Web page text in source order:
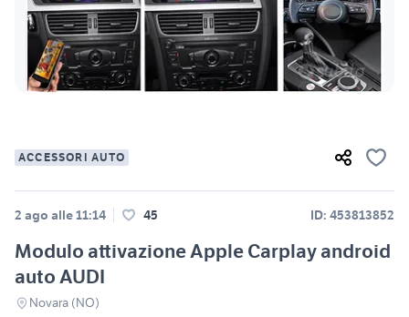
ACCESSORI AUTO
2 ago alle 11:14 45 ID: 453813852
Modulo attivazione Apple Carplay android
auto AUDI
Novara (NO)